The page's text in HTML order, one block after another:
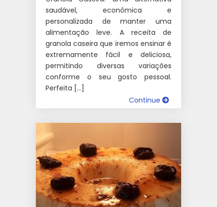
saudável, econômica e
personalizada de manter uma
alimentação leve. A receita de
granola caseira que iremos ensinar é
extremamente fácil e deliciosa,
permitindo diversas variações
conforme o seu gosto pessoal.
Perfeita […]
Continue